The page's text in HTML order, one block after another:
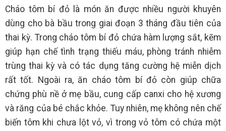
Cháo tôm bí đỏ là món ăn được nhiều người khuyên
dùng cho bà bầu trong giai đoạn 3 tháng đầu tiên của
thai kỳ. Trong cháo tôm bí đỏ chứa hàm lượng sắt, kẽm
giúp hạn chế tình trạng thiếu máu, phòng tránh nhiễm
trùng thai kỳ và có tác dụng tăng cường hệ miễn dịch
rất tốt. Ngoài ra, ăn cháo tôm bí đỏ còn giúp chữa
chứng phù nề ở mẹ bầu, cung cấp canxi cho hệ xương
và răng của bé chắc khỏe. Tuy nhiên, mẹ không nên chế
biến tôm khi chưa lột vỏ, vì trong vỏ tôm có chứa một